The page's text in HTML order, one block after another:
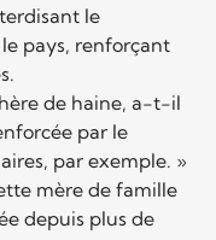
le
pays, renforçant
de haine, a-t-il
par le
par exemple. »
mère de famille
depuis plus de